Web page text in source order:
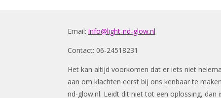
Email: info@light-nd-glow.nl
Contact: 06-24518231
Het kan altijd voorkomen dat er iets niet
aan om klachten eerst bij ons kenbaar te
nd-glow.nl. Leidt dit niet tot een oplossing, dan